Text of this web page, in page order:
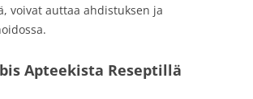
voivat auttaa ahdistuksen ja
Apteekista Reseptillä